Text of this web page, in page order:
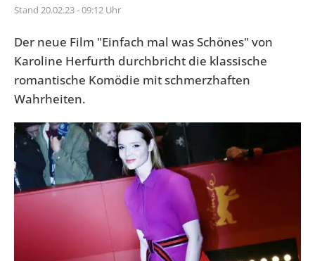
Stand 20.02.23 - 09:12 Uhr
Der neue Film "Einfach mal was Schönes" von
Karoline Herfurth durchbricht die klassische
romantische Komödie mit schmerzhaften
Wahrheiten.